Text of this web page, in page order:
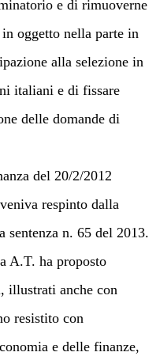
e di rimuoverne
oggetto nella parte in
alla selezione in
italiani e di fissare
delle domande di
del 20/2/2012
respinto dalla
sentenza n. 65 del 2013.
A.T. ha proposto
illustrati anche con
resistito con
e delle finanze,